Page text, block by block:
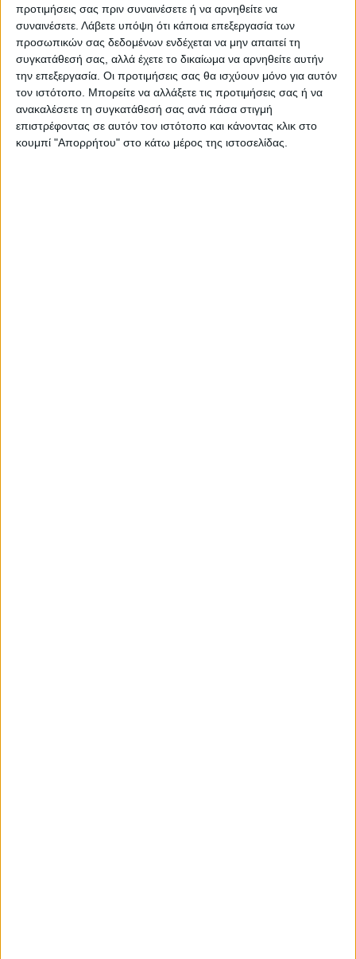
προτιμήσεις σας πριν συναινέσετε ή να αρνηθείτε να
συναινέσετε. Λάβετε υπόψη ότι κάποια επεξεργασία των
προσωπικών σας δεδομένων ενδέχεται να μην απαιτεί τη
συγκατάθεσή σας, αλλά έχετε το δικαίωμα να αρνηθείτε αυτήν
την επεξεργασία. Οι προτιμήσεις σας θα ισχύουν μόνο για αυτόν
τον ιστότοπο. Μπορείτε να αλλάξετε τις προτιμήσεις σας ή να
ανακαλέσετε τη συγκατάθεσή σας ανά πάσα στιγμή
επιστρέφοντας σε αυτόν τον ιστότοπο και κάνοντας κλικ στο
κουμπί "Απορρήτου" στο κάτω μέρος της ιστοσελίδας.
επιχείρηση συμμετείχε με μηχάνημα και
ένας εθελοντής από την κοινότητα.